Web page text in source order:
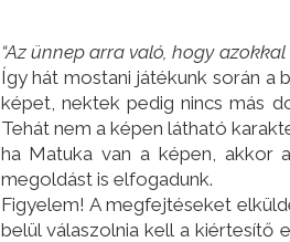
“Az ünnep arra való, hogy
Így hát mostani játékunk során a
képet, nektek pedig nincs más
Tehát nem a képen látható
ha Matuka van a képen, akkor
megoldást is elfogadunk.
Figyelem! A megfejtéseket
belül válaszolnia kell a kiértesítő